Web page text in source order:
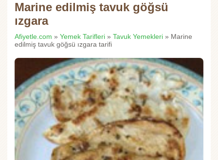
Marine edilmiş tavuk göğsü
ızgara
Afiyetle.com » Yemek Tarifleri » Tavuk Yemekleri » Marine
edilmiş tavuk göğsü ızgara tarifi